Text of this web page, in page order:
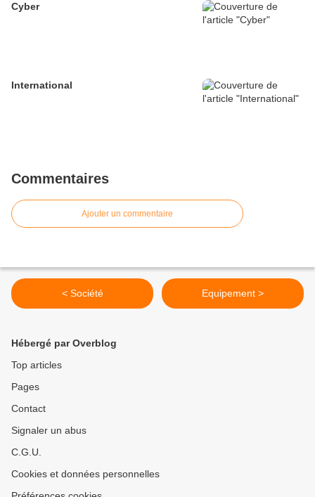
Cyber
International
Commentaires
Ajouter un commentaire
< Société Equipement >
Hébergé par Overblog
Top articles
Pages
Contact
Signaler un abus
C.G.U.
Cookies et données personnelles